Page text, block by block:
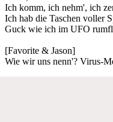
Ich komm, ich nehm', ich
Ich hab die Taschen voller
Guck wie ich im UFO
[Favorite & Jason]
Wie wir uns nenn'? Virus-